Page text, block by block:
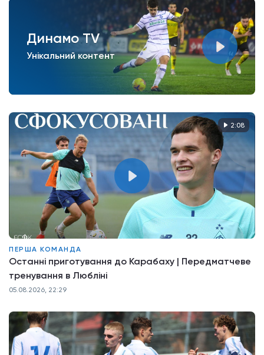
Динамо TV
Унікальний контент
2:08
ПЕРША КОМАНДА
Останні приготування до Карабаху | Передматчеве
тренування в Любліні
05.08.2026, 22:29